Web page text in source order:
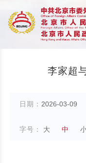
李家超
日期： 2026-03-09
字号：
大 中